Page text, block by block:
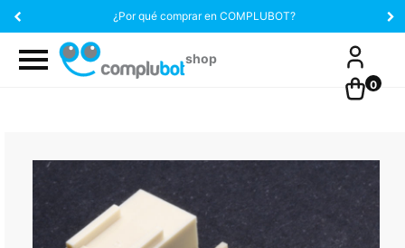
¿Por qué comprar en COMPLUBOT?
0